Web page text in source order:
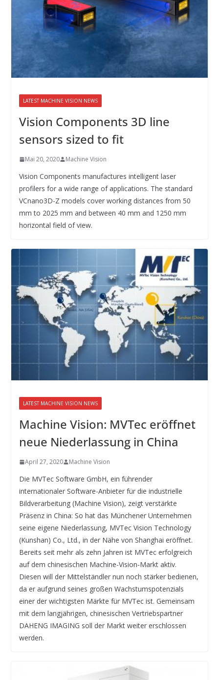
LATEST MACHINE VISION NEWS
Vision Components 3D line
sensors sized to fit
Mai 20, 2020 Machine Vision
Vision Components manufactures intelligent laser
profilers for a wide range of applications. The standard
VCnano3D-Z models cover working distances from 50
mm to 2025 mm and between 40 mm and 1250 mm
horizontal field of view.
LATEST MACHINE VISION NEWS
Machine Vision: MVTec eröffnet
neue Niederlassung in China
April 27, 2020 Machine Vision
Die MVTec Software GmbH, ein führender
internationaler Software-Anbieter für die industrielle
Bildverarbeitung (Machine Vision), zeigt verstärkte
Präsenz in China: So hat das Münchener Unternehmen
seine eigene Niederlassung, MVTec Vision Technology
(Kunshan) Co., Ltd., in der Nähe von Shanghai eröffnet.
Bereits seit mehr als zehn Jahren ist MVTec erfolgreich
auf dem chinesischen Machine-Vision-Markt aktiv.
Diesen will der Mittelständler nun noch stärker bedienen,
da er aufgrund seines großen Wachstumspotenzials
einer der wichtigsten Märkte für MVTec ist. Gemeinsam
mit dem langjährigen, chinesischen Vertriebspartner
DAHENG IMAGING soll der Markt weiter erschlossen
werden.